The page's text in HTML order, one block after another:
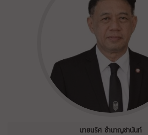
นายนริศ ชำนาญชานันท์